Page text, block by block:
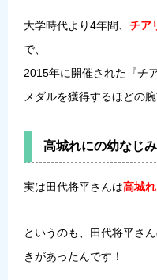
大学時代より4年間、 チア
で、
2015年に開催された『チ
メダルを獲得するほどの腕
高城れにの幼なじ
実は田代将平さんは高城
というのも、田代将平さ
きがあったんです！